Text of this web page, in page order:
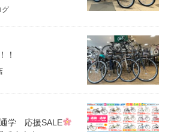
グ
！
学 応援SALE